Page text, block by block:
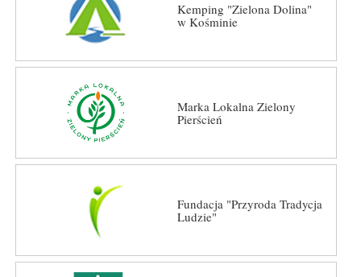
Kemping "Zielona Dolina"
w Kośminie
Marka Lokalna Zielony
Pierścień
Fundacja "Przyroda Tradycja
Ludzie"